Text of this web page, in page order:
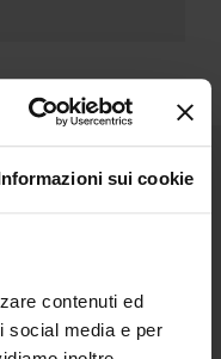
sui cookie
contenuti ed
social media e per